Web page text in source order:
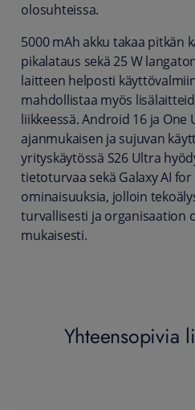
olosuhteissa.
5000 mAh akku takaa pitkän
pikalataus sekä 25 W
laitteen helposti
mahdollistaa myös
liikkeessä. Android 16 ja One
ajanmukaisen ja sujuvan
yrityskäytössä S26 Ultra
tietoturvaa sekä Galaxy AI for
ominaisuuksia, jolloin
turvallisesti ja organisaation
mukaisesti.
Yhteensopivia